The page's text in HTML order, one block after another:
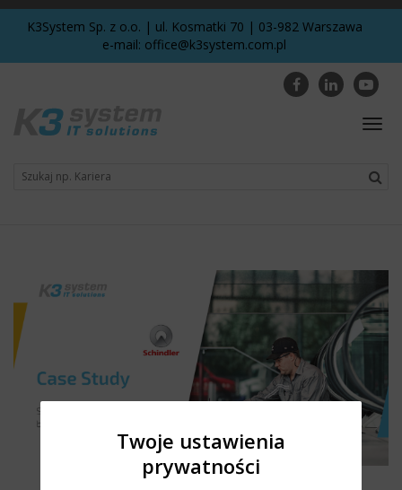
Twoje ustawienia
prywatności
K3System Sp. z o.o. | ul. Kosmatki 70 | 03-982 Warszawa
e-mail: office@k3system.com.pl